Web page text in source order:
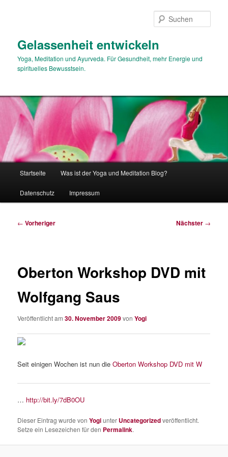
Gelassenheit entwickeln
Yoga, Meditation und Ayurveda. Für Gesundheit, mehr Energie und
spirituelles Bewusstsein.
Startseite Was ist der Yoga und Meditation Blog?
Datenschutz Impressum
Beitragsnavigation
← Vorheriger Nächster →
Oberton Workshop DVD mit
Wolfgang Saus
Veröffentlicht am30. November 2009vonYogi
Seit einigen Wochen ist nun dieOberton Workshop DVD mit W
… http://bit.ly/7dB0OU
Dieser Eintrag wurde vonYogiunter Uncategorizedveröffentlicht.
Setze ein Lesezeichen für den Permalink.